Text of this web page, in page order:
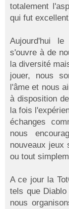
totalement
qui fut
Aujourd'hui
s'ouvre à de
la diversité
jouer, nous
l'âme et nous
à disposition
la fois
échanges
nous
nouveaux jeux
ou tout
A ce jour la
tels que
nous